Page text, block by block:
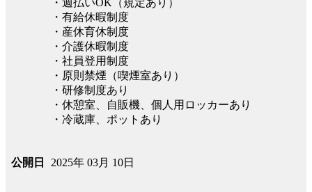
・有給休暇制度
・産休育休制度
・介護休暇制度
・社員登用制度
・原則禁煙（喫煙室あり）
・研修制度あり
・休憩室、自販機、個人用ロッカーあり
・冷蔵庫、ポットあり
公開日 2025年 03月 10日